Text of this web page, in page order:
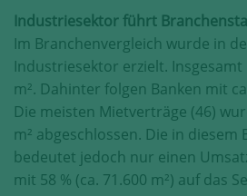
Industriesektor führt
Im Branchenvergleich wurde in
Industriesektor erzielt.
m². Dahinter folgen Banken mit
Die meisten Mietverträge (46)
m² abgeschlossen. Die in
bedeutet jedoch nur einen
mit 58 % (ca. 71.600 m²) auf das